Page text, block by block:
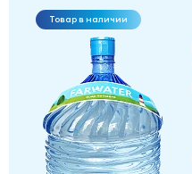
Товар в наличии